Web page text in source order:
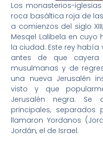
Los monasterios-
roca basáltica roja de
a comienzos del siglo
Mesqel Lalibela en
la ciudad. Este rey había
antes de que
musulmanas y de
una nueva Jerusalén
visto y que
Jerusalén negra. Se
principales,
llamaron Yordanos
Jordán, el de Israel.